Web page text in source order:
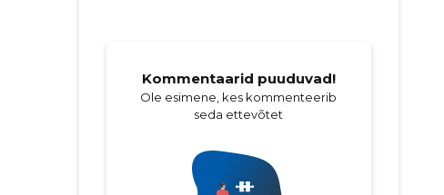
Kommentaarid puuduvad!
Ole esimene, kes kommenteerib
seda ettevõtet